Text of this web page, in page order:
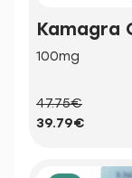
Kamagra
100mg
47.75€
39.79€